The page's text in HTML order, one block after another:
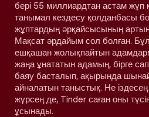
бері 55 миллиардтан астам жұп
танымал кездесу қолданбасы
жұптардың әрқайсысының
Мақсат әрдайым сол болған.
ешқашан жолықпайтын
жаңа ұнататын адамың, бірге
баяу басталып, ақырында
айналатын таныстық. Не іздесең
жүрсең де, Tinder саған оны
ұсынады.